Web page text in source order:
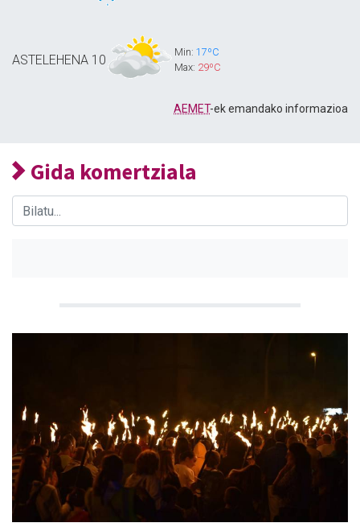
ASTELEHENA 10
Min: 17ºC
Max: 29ºC
AEMET-ek emandako informazioa
Gida komertziala